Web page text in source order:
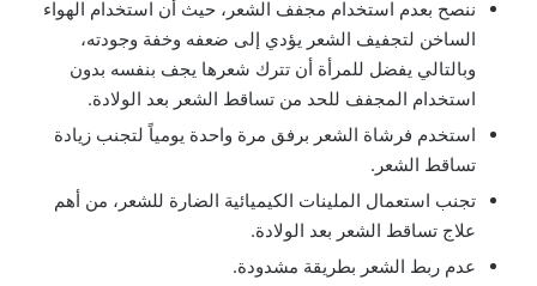
ننصح بعدم استخدام مجفف الشعر، حيث أن استخدام الهواء
الساخن لتجفيف الشعر يؤدي إلى ضعفه وخفة وجودته،
وبالتالي يفضل للمرأة أن تترك شعرها يجف بنفسه بدون
استخدام المجفف للحد من تساقط الشعر بعد الولادة.
استخدم فرشاة الشعر برفق مرة واحدة يومياً لتجنب زيادة
تساقط الشعر.
تجنب استعمال الملينات الكيميائية الضارة للشعر، من أهم
علاج تساقط الشعر بعد الولادة.
عدم ربط الشعر بطريقة مشدودة.